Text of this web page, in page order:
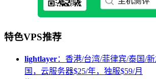
特色VPS推荐
lightlayer：香港/台湾/菲律宾/泰国/
国，云服务器$25/年，独服$59/月